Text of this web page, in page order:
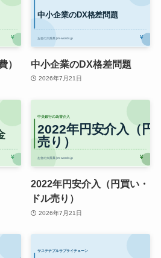
） 中小企業のDX格差問題
2026年7月21日
2022年円安介入（円買い・
ドル売り）
2026年7月21日